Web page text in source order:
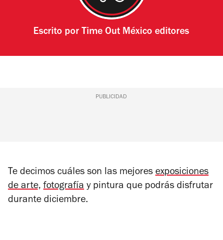
Escrito por Time Out México editores
PUBLICIDAD
Te decimos cuáles son las mejores exposiciones
de arte, fotografía y pintura que podrás disfrutar
durante diciembre.